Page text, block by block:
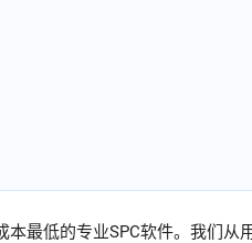
最低的专业SPC软件。我们从